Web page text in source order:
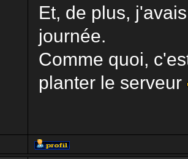
Et, de plus,
journée.
Comme quoi,
planter le serveur